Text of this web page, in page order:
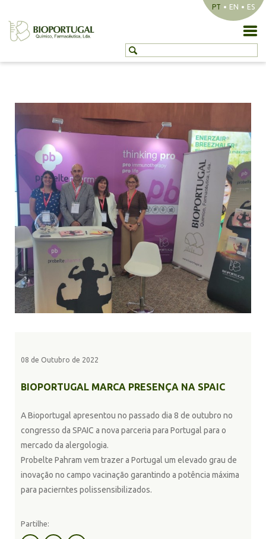
PT EN ES
08 de Outubro de 2022
BIOPORTUGAL MARCA PRESENÇA NA SPAIC
A Bioportugal apresentou no passado dia 8 de outubro no
congresso da SPAIC a nova parceria para Portugal para o
mercado da alergologia.
Probelte Pahram vem trazer a Portugal um elevado grau de
inovação no campo vacinação garantindo a potência máxima
para pacierntes polissensibilizados.
Partilhe: